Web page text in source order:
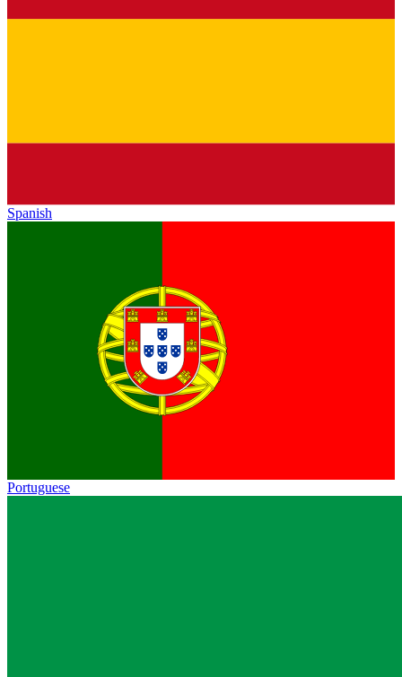
Spanish
Portuguese